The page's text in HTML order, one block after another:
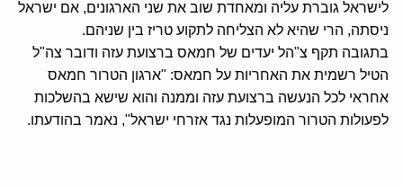
לישראל גוברת עליה ומאחדת שוב את שני הארגונים, אם ישראל
ניסתה, הרי שהיא לא הצליחה לתקוע טריז בין שניהם.
בתגובה תקף צ"הל יעדים של חמאס ברצועת עזה ודובר צה"ל
הטיל רשמית את האחריות על חמאס: "ארגון הטרור חמאס
אחראי לכל הנעשה ברצועת עזה וממנה והוא שישא בהשלכות
לפעולות הטרור המופעלות נגד אזרחי ישראל", נאמר בהודעתו.